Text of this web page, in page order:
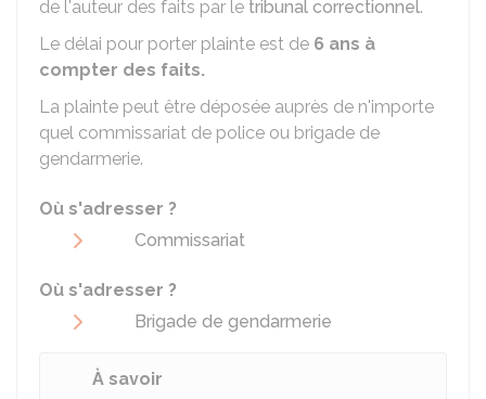
de l'auteur des faits par le tribunal correctionnel.
Le délai pour porter plainte est de 6 ans à
compter des faits.
La plainte peut être déposée auprès de n'importe
quel commissariat de police ou brigade de
gendarmerie.
Où s'adresser ?
Commissariat
Où s'adresser ?
Brigade de gendarmerie
À savoir